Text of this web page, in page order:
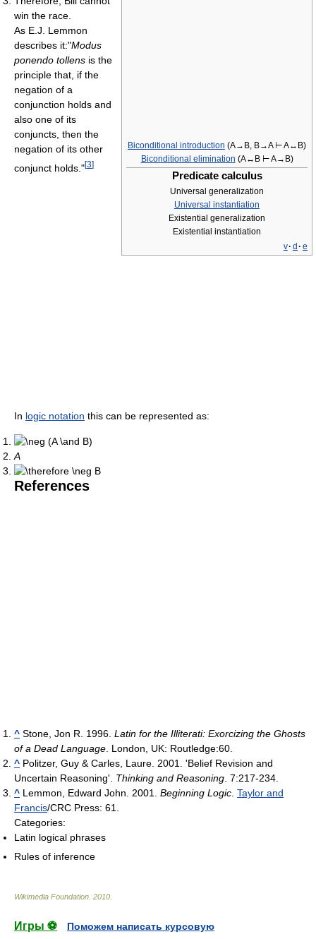
Biconditional introduction (A→B, B→A ⊢ A↔B)
Biconditional elimination (A↔B ⊢ A→B)
Predicate calculus
Universal generalization
Universal instantiation
Existential generalization
Existential instantiation
v· d · e
win the race.
As E.J. Lemmon
describes it:"Modus
ponendo tollens is the
principle that, if the
negation of a
conjunction holds and
also one of its
conjuncts, then the
negation of its other
conjunct holds."[3]
In logic notation this can be represented as:
A
References
^ Stone, Jon R. 1996. Latin for the Illiterati: Exorcizing the Ghosts
of a Dead Language . London, UK: Routledge:60.
^ Politzer, Guy & Carles, Laure. 2001. 'Belief Revision and
Uncertain Reasoning'. Thinking and Reasoning . 7:217-234.
^ Lemmon, Edward John. 2001. Beginning Logic Taylor and
Francis/CRC Press: 61.
Categories:
Latin logical phrases
Rules of inference
Wikimedia Foundation 2010
Игры ⚽ Поможем написать курсовую